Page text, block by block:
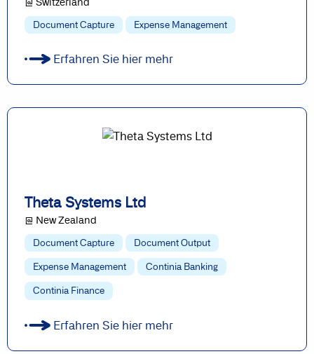
Document Capture Expense Management
Erfahren Sie hier mehr
Theta Systems Ltd
@ New Zealand
Document Capture Document Output
Expense Management Continia Banking
Continia Finance
Erfahren Sie hier mehr